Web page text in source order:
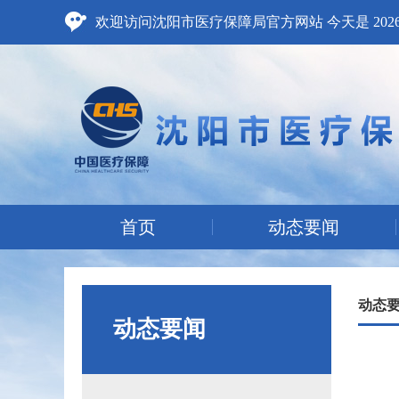
欢迎访问沈阳市医疗保障局官方网站 今天是
首页 动态要闻
动态要闻
动态